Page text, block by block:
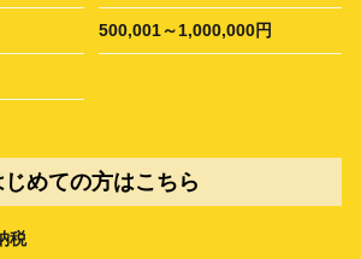
500,001～1,000,000円
じめての方はこちら
税